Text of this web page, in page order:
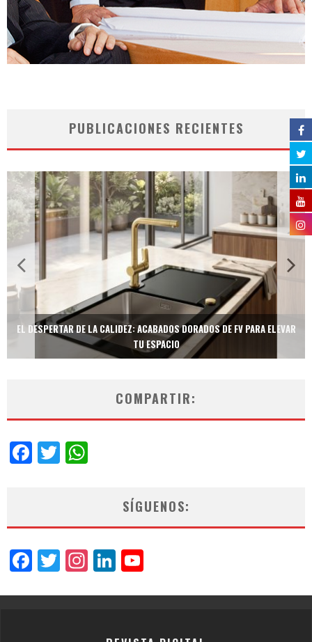
PUBLICACIONES RECIENTES
EL DESPERTAR DE LA CALIDEZ: ACABADOS DORADOS DE FV PARA ELEVAR
TU ESPACIO
COMPARTIR:
Facebook
Twitter
SÍGUENOS:
Facebook
Twitter
Instagram
LinkedIn